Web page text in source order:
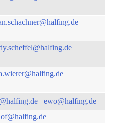
ewo@halfing.de